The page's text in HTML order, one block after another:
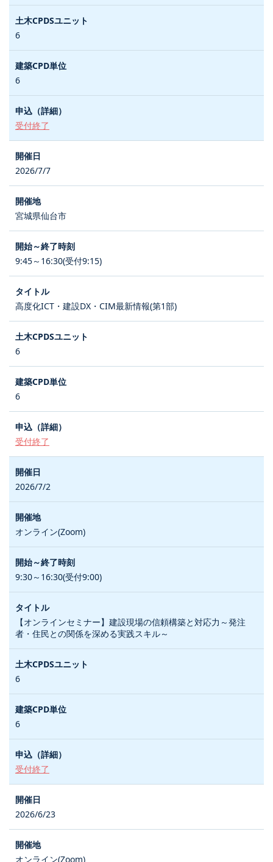
6
6
受付終了
2026/7/7
宮城県仙台市
9:45～16:30(受付9:15)
高度化ICT・建設DX・CIM最新情報(第1部)
6
6
受付終了
2026/7/2
オンライン(Zoom)
9:30～16:30(受付9:00)
【オンラインセミナー】建設現場の信頼構築と対応力～発注
者・住民との関係を深める実践スキル～
6
6
受付終了
2026/6/23
オンライン(Zoom)